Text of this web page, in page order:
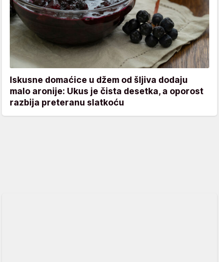
Iskusne domaćice u džem od šljiva dodaju
malo aronije: Ukus je čista desetka, a oporost
razbija preteranu slatkoću